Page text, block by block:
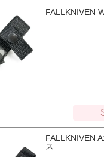
FALLKNIVEN
FALLKNIVEN
ス